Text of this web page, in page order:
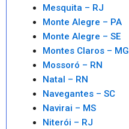
Mesquita – RJ
Monte Alegre – PA
Monte Alegre – SE
Montes Claros – MG
Mossoró – RN
Natal – RN
Navegantes – SC
Navirai – MS
Niterói – RJ